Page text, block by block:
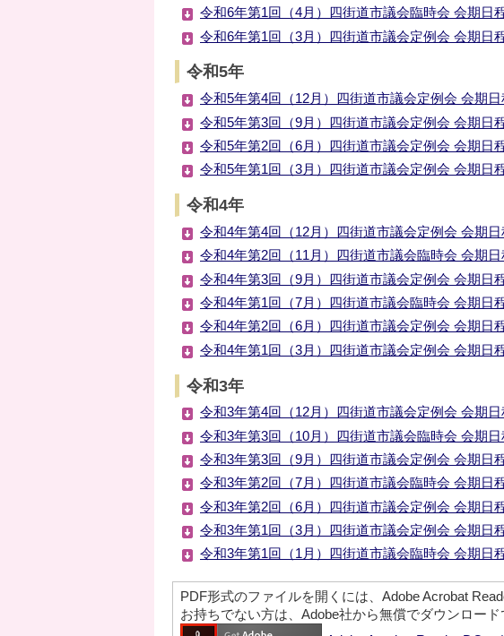
令和6年第1回（4月）四街道市議会臨時会 会期日
令和6年第1回（3月）四街道市議会定例会 会期日
令和5年
令和5年第4回（12月）四街道市議会定例会 会期日
令和5年第3回（9月）四街道市議会定例会 会期日
令和5年第2回（6月）四街道市議会定例会 会期日
令和5年第1回（3月）四街道市議会定例会 会期日
令和4年
令和4年第4回（12月）四街道市議会定例会 会期日
令和4年第2回（11月）四街道市議会臨時会 会期日
令和4年第3回（9月）四街道市議会定例会 会期日
令和4年第1回（7月）四街道市議会臨時会 会期日
令和4年第2回（6月）四街道市議会定例会 会期日
令和4年第1回（3月）四街道市議会定例会 会期日
令和3年
令和3年第4回（12月）四街道市議会定例会 会期日
令和3年第3回（10月）四街道市議会臨時会 会期日
令和3年第3回（9月）四街道市議会定例会 会期日
令和3年第2回（7月）四街道市議会臨時会 会期日
令和3年第2回（6月）四街道市議会定例会 会期日
令和3年第1回（3月）四街道市議会定例会 会期日
令和3年第1回（1月）四街道市議会臨時会 会期日
PDF形式のファイルを開くには、Adobe Acrobat
お持ちでない方は、Adobe社から無償でダウンロード